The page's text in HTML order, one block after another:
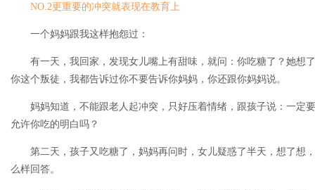
NO.2更重要的冲突就表现在教育上
一个妈妈跟我这样抱怨过：
有一天，我回家，发现女儿嘴上有甜味，就问：你吃糖了？她想
你这个叛徒，我都告诉过你不要告诉你妈妈，你还跟你妈妈说。
妈妈知道，不能跟老人起冲突，只好压着情绪，跟孩子说：一定
允许你吃的明白吗？
第二天，孩子又吃糖了，妈妈再问时，女儿疑惑了半天，想了想
么样回答。